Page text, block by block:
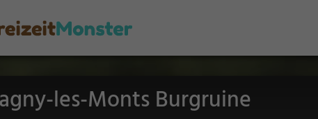
les-Monts Burgruine